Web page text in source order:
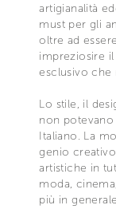
artigianalità
must per gli
oltre ad
impreziosire
esclusivo che
Lo stile, il
non potevano
Italiano. La
genio
artistiche in
moda,
più in